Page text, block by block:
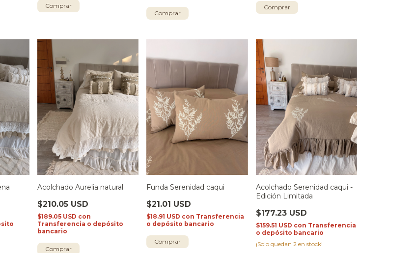
Comprar
Comprar
Comprar
Acolchado Aurelia natural
$210.05 USD
$189.05 USD con
Transferencia o depósito
bancario
Comprar
Funda Serenidad caqui
$21.01 USD
$18.91 USD con Transferencia
o depósito bancario
Comprar
Acolchado Serenidad caqui -
Edición Limitada
$177.23 USD
$159.51 USD con Transferencia
o depósito bancario
¡Solo quedan 2 en stock!